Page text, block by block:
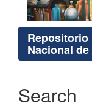
Nacional de
Search